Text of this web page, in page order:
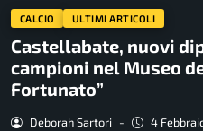
CALCIO ULTIMI ARTICOLI
Castellabate, nuovi
campioni nel Museo
Fortunato”
Deborah Sartori - 4